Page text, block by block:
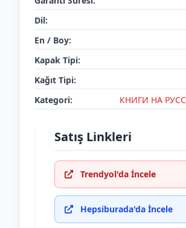
Dil:
En / Boy:
Kapak Tipi:
Kağıt Tipi:
Kategori:
КНИГИ НА
Satış Linkleri
Trendyol'da İncele
Hepsiburada'da İncele